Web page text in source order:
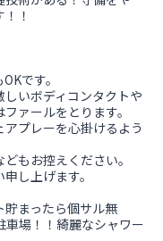
！
です。
いボディコンタクトや
ァールをとります。
プレーを心掛けるよう
もお控えください。
し上げます。
まったら個サル無
場！！綺麗なシャワー